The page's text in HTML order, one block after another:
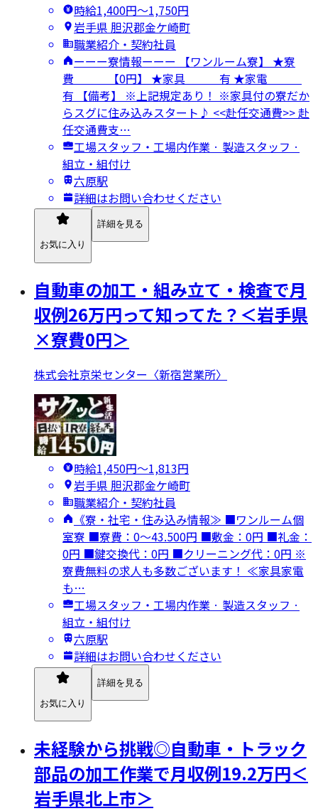
時給1,400円〜1,750円
岩手県 胆沢郡金ケ崎町
職業紹介・契約社員
ーーー寮情報ーーー 【ワンルーム寮】 ★寮
費 【0円】 ★家具 有 ★家電
有 【備考】 ※上記規定あり！ ※家具付の寮だか
らスグに住み込みスタート♪ <<赴任交通費>> 赴
任交通費支…
工場スタッフ・工場内作業 · 製造スタッフ ·
組立・組付け
六原駅
詳細はお問い合わせください
お気に入り
詳細を見る
自動車の加工・組み立て・検査で月
収例26万円って知ってた？＜岩手県
×寮費0円＞
株式会社京栄センター〈新宿営業所〉
時給1,450円〜1,813円
岩手県 胆沢郡金ケ崎町
職業紹介・契約社員
《寮・社宅・住み込み情報≫ ■ワンルーム個
室寮 ■寮費：0～43.500円 ■敷金：0円 ■礼金：
0円 ■鍵交換代：0円 ■クリーニング代：0円 ※
寮費無料の求人も多数ございます！ ≪家具家電
も…
工場スタッフ・工場内作業 · 製造スタッフ ·
組立・組付け
六原駅
詳細はお問い合わせください
お気に入り
詳細を見る
未経験から挑戦◎自動車・トラック
部品の加工作業で月収例19.2万円＜
岩手県北上市＞